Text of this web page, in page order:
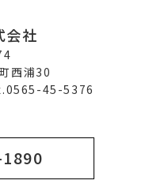
会社
西浦30
45-5376